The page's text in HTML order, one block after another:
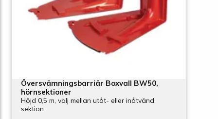
Översvämningsbarriär Boxvall BW50,
hörnsektioner
Höjd 0,5 m, välj mellan utåt- eller inåtvänd
sektion